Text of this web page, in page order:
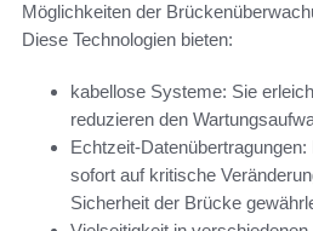
Möglichkeiten der
Diese Technologien bieten:
kabellose Systeme: Sie
reduzieren den
Echtzeit-
sofort auf kritische
Sicherheit der Brücke